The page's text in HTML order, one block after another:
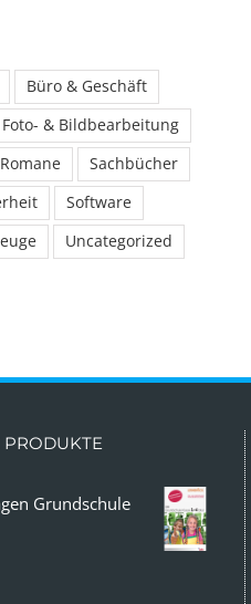
Büro & Geschäft
Foto- & Bildbearbeitung
Romane
Sachbücher
Software
Uncategorized
PRODUKTE
Grundschule